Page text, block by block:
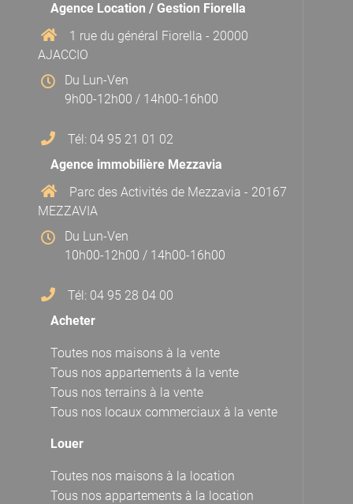
Agence Location / Gestion Fiorella
1 rue du général Fiorella - 20000
AJACCIO
Du Lun-Ven
9h00-12h00 / 14h00-16h00
Tél: 04 95 21 01 02
Agence immobilière Mezzavia
Parc des Activités de Mezzavia - 20167
MEZZAVIA
Du Lun-Ven
10h00-12h00 / 14h00-16h00
Tél: 04 95 28 04 00
Acheter
Toutes nos maisons à la vente
Tous nos appartements à la vente
Tous nos terrains à la vente
Tous nos locaux commerciaux à la vente
Louer
Toutes nos maisons à la location
Tous nos appartements à la location